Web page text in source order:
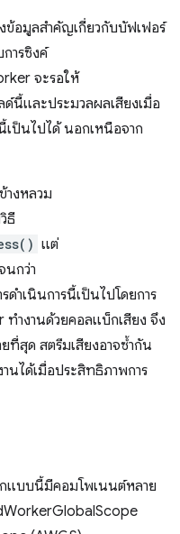
ข้อมูลสําคัญเกี่ยวกับบัฟเฟอร์
ารซิงค์
จะรอให้
นี้และประมวลผลเสียงเมื่อ
ป็นไปได้ นอกเหนือจาก
างหลวม
ธี
แต่
กว่า
ดำเนินการนี้เป็นไปโดยการ
ำงานด้วยคอลแบ็กเสียง จึง
ที่สุด สตรีมเสียงอาจซ้ำกัน
นได้เมื่อประสิทธิภาพการ
แบบนี้มีคอมโพเนนต์หลาย